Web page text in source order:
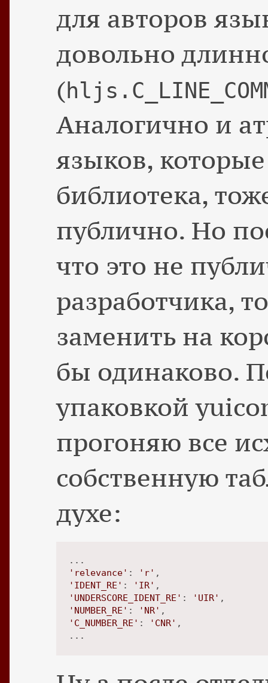
для авторов
довольно
(
Аналогично и
языков,
библиотека,
публично. Но
что это не
разработчика,
заменить на
бы одинаково.
упаковкой
прогоняю все
собственную
духе:
'relevance' : 'r'
'IDENT_RE' : 'IR'
'UNDERSCORE_IDENT_RE' : 'UIR'
'NUMBER_RE' : 'NR'
'C_NUMBER_RE' : 'CNR' ,